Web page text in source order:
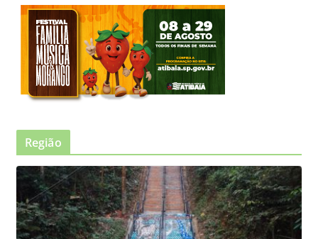
Região